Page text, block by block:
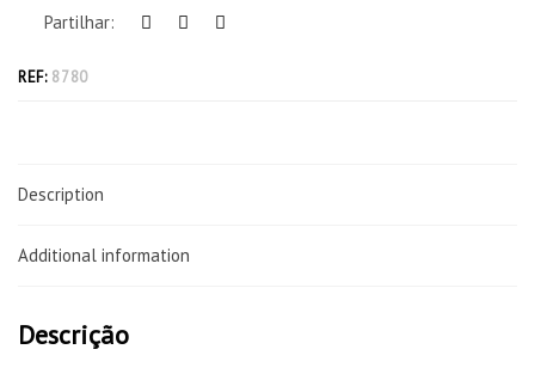
Partilhar:
REF: 8780
Description
Additional information
Descrição